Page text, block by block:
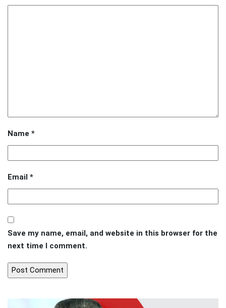
Name *
Email *
Save my name, email, and website in this browser for the
next time I comment.